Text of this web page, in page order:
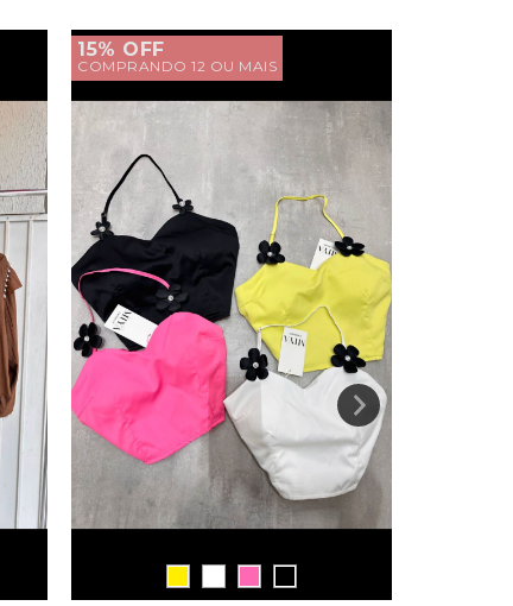
15% OFF
COMPRANDO 12 OU MAIS